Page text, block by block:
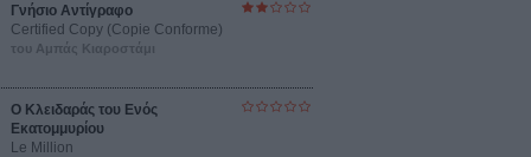
Γνήσιο Αντίγραφο
Certified Copy (Copie Conforme)
του Αμπάς Κιαροστάμι
Ο Κλειδαράς του Ενός
Εκατομμυρίου
Le Million